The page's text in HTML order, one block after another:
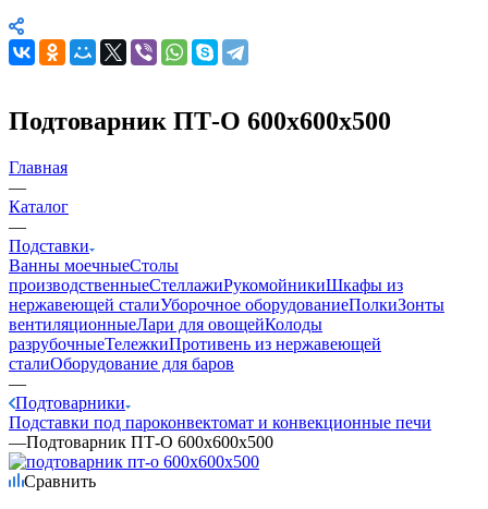
Подтоварник ПТ-О 600х600х500
Главная
—
Каталог
—
Подставки
Ванны моечныеСтолы
производственныеСтеллажиРукомойникиШкафы из
нержавеющей сталиУборочное оборудованиеПолкиЗонты
вентиляционныеЛари для овощейКолоды
разрубочныеТележкиПротивень из нержавеющей
сталиОборудование для баров
—
Подтоварники
Подставки под пароконвектомат и конвекционные печи
—Подтоварник ПТ-О 600х600х500
Сравнить